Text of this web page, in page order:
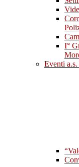
I°
Eventi